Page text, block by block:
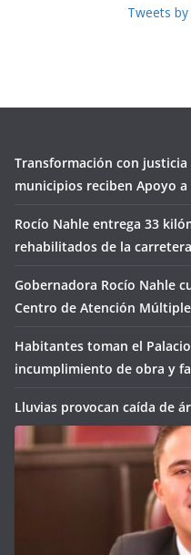
Tweets
Transformación con
municipios reciben Apoyo
Rocío Nahle entrega 33
rehabilitados de la
Gobernadora Rocío Nahle
Centro de Atención
Habitantes toman el
incumplimiento de obra y
Lluvias provocan caída de